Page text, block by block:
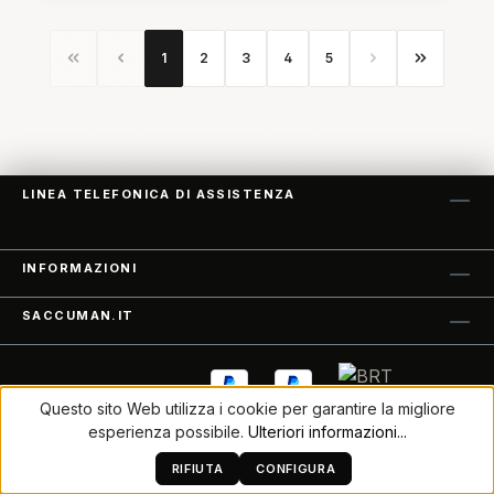
Pagina
1 Pagina
2 Pagina
3 Pagina
4 Pagina
5
LINEA TELEFONICA DI ASSISTENZA
INFORMAZIONI
SACCUMAN.IT
Tutti i prezzi sono comprensivi di IVA, più spese di spedizione
eventuali costi aggiuntivi, se non diversamente indicato.
Questo sito Web utilizza i cookie per garantire la migliore
esperienza possibile. Ulteriori informazioni...
RIFIUTA CONFIGURA